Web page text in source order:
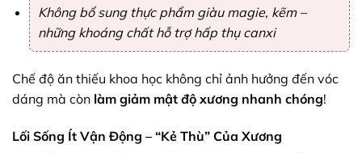
Không bổ sung thực phẩm giàu magie, kẽm –
những khoáng chất hỗ trợ hấp thụ canxi
Chế độ ăn thiếu khoa học không chỉ ảnh hưởng đến vóc
dáng mà còn làm giảm mật độ xương nhanh chóng!
Lối Sống Ít Vận Động – “Kẻ Thù” Của Xương